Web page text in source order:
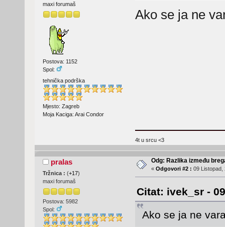
maxi forumaš
Postova: 1152
Spol:
tehnička podrška
Mjesto: Zagreb
Moja Kaciga: Arai Condor
Ako se ja ne
4t u srcu <3
pralas
Tržnica : (+17)
maxi forumaš
Postova: 5982
Spol:
Odg: Razlika između
« Odgovori #2 : 09 Listopad,
Citat: ivek_sr -
Ako se ja ne